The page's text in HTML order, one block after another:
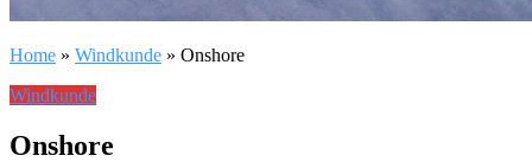
Home » Windkunde » Onshore
Windkunde
Onshore